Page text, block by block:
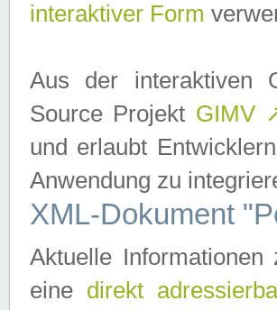
interaktiver Form
Aus der interaktiven
Source Projekt GIMV
und erlaubt
Anwendung zu
XML-Dokument
Aktuelle
eine direkt